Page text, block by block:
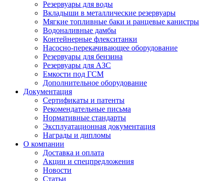
Резервуары для воды
Вкладыши в металлические резервуары
Мягкие топливные баки и ранцевые канистры
Водоналивные дамбы
Контейнерные флекситанки
Насосно-перекачивающее оборудование
Резервуары для бензина
Резервуары для АЗС
Емкости под ГСМ
Дополнительное оборудование
Документация
Сертификаты и патенты
Рекомендательные письма
Нормативные стандарты
Эксплуатационная документация
Награды и дипломы
О компании
Доставка и оплата
Акции и спецпредложения
Новости
Статьи